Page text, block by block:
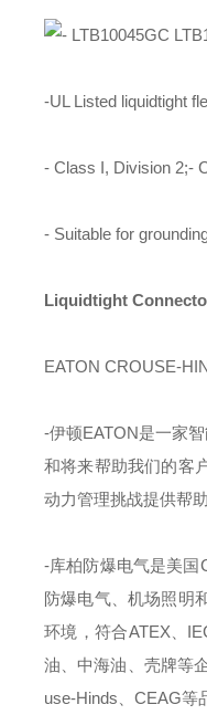
-UL Listed liquidtight
- Class I, Division 2;-
- Suitable for
Liquidtight
EATON CROUSE-
-伊顿EATON是一家
和将来帮助我们的客
动力管理挑战提供帮助
-库柏防爆电气是美国
防爆电气、机场照明
环境，符合ATEX
油、中海油、壳牌等
use-Hinds
CEAG等